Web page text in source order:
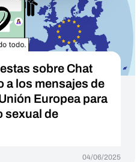
sobre Chat
a los mensajes de
Europea para
sexual de
04/06/2025